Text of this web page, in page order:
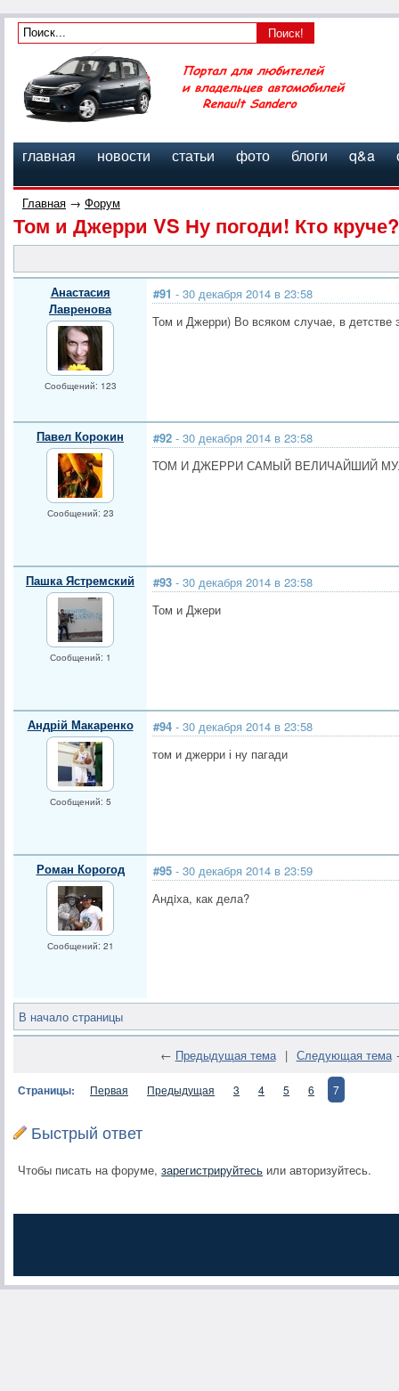
главная новости статьи фото блоги q&a
Главная → Форум
Том и Джерри VS Ну погоди! Кто круче?
Анастасия
Лавренова
Сообщений: 123
#91 - 30 декабря 2014 в 23:58
Том и Джерри) Во всяком случае, в
Павел Корокин
Сообщений: 23
#92 - 30 декабря 2014 в 23:58
ТОМ И ДЖЕРРИ САМЫЙ ВЕЛИЧАЙШИЙ
Пашка Ястремский
Сообщений: 1
#93 - 30 декабря 2014 в 23:58
Том и Джери
Андрій Макаренко
Сообщений: 5
#94 - 30 декабря 2014 в 23:58
том и джерри і ну пагади
Роман Корогод
Сообщений: 21
#95 - 30 декабря 2014 в 23:59
Андiха, как дела?
В начало страницы
← Предыдущая тема | Следующая тема
Страницы: Первая Предыдущая 3 4 5 6 7
Быстрый ответ
Чтобы писать на форуме, зарегистрируйтесь или авторизуйтесь.